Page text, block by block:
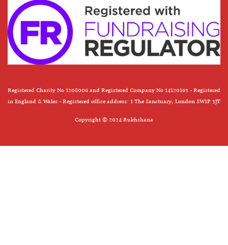
Registered Charity No 1208006 and Registered Company No 14120163 - Registered
in England & Wales - Registered office address: 1 The Sanctuary, London SW1P 3JT
Copyright © 2024 Rukhshana